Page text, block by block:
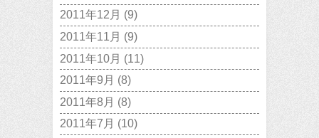
2011年12月 (9)
2011年11月 (9)
2011年10月 (11)
2011年9月 (8)
2011年8月 (8)
2011年7月 (10)